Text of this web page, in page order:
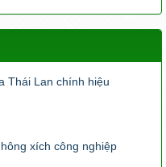
Thái Lan chính hiệu
xích công nghiệp